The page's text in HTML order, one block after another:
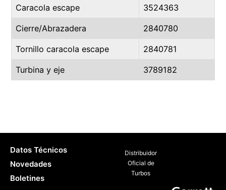
Caracola escape 3524363
Cierre/Abrazadera 2840780
Tornillo caracola escape 2840781
Turbina y eje 3789182
Distribuidor
Oficial de
Turbos
Datos Técnicos
Novedades
Boletines